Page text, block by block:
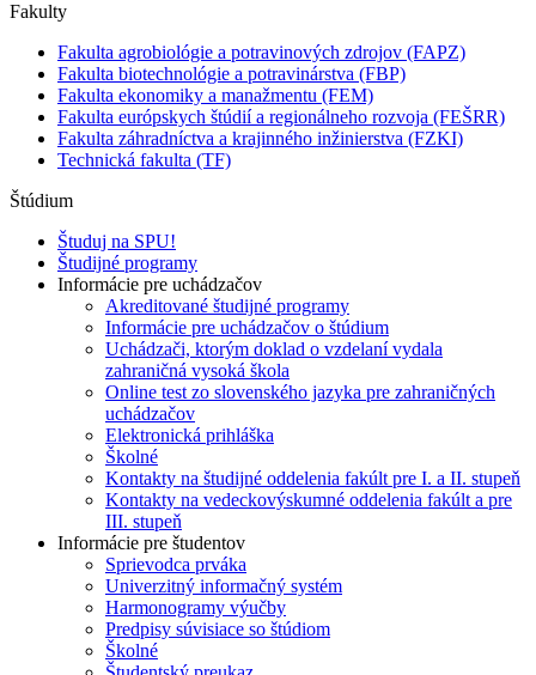
Fakulty
Fakulta agrobiológie a potravinových zdrojov (FAPZ)
Fakulta biotechnológie a potravinárstva (FBP)
Fakulta ekonomiky a manažmentu (FEM)
Fakulta európskych štúdií a regionálneho rozvoja (FEŠRR)
Fakulta záhradníctva a krajinného inžinierstva (FZKI)
Technická fakulta (TF)
Štúdium
Študuj na SPU!
Študijné programy
Informácie pre uchádzačov
Akreditované študijné programy
Informácie pre uchádzačov o štúdium
Uchádzači, ktorým doklad o vzdelaní vydala
zahraničná vysoká škola
Online test zo slovenského jazyka pre zahraničných
uchádzačov
Elektronická prihláška
Školné
Kontakty na študijné oddelenia fakúlt pre I. a II. stupeň
Kontakty na vedeckovýskumné oddelenia fakúlt a pre
III. stupeň
Informácie pre študentov
Sprievodca prváka
Univerzitný informačný systém
Harmonogramy výučby
Predpisy súvisiace so štúdiom
Školné